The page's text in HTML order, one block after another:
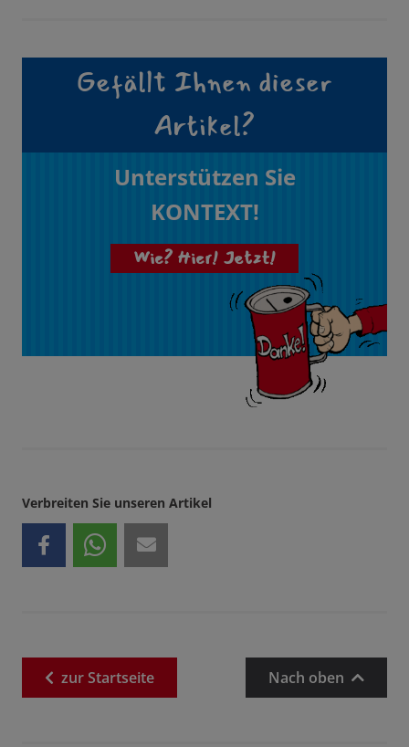
Gefällt Ihnen dieser
Artikel?
Unterstützen Sie
KONTEXT!
Wie? Hier! Jetzt!
Verbreiten Sie unseren Artikel
zurStartseite Nach oben